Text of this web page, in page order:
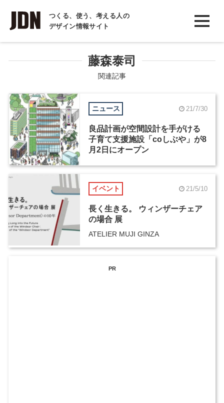
つくる、使う、考える人の
デザイン情報サイト
INTERVIEW
インタビュー
COLUMN
コラム
藤森泰司
関連記事
ニュース 21/7/30
良品計画が空間設計を手がける
子育て支援施設「coしぶや」が8
月2日にオープン
イベント 21/5/10
長く生きる。 ウィンザーチェア
の場合 展
ATELIER MUJI GINZA
PR